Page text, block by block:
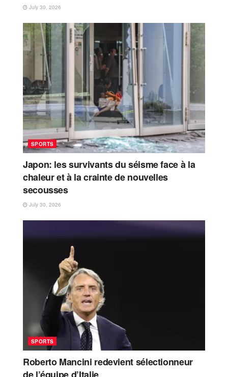
July 30, 2026
SPORTS
Japon: les survivants du séisme face à la
chaleur et à la crainte de nouvelles
secousses
July 30, 2026
SPORTS
Roberto Mancini redevient sélectionneur